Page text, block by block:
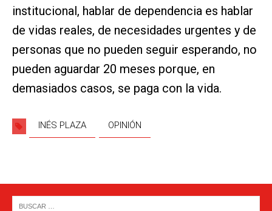
institucional, hablar de dependencia es hablar
de vidas reales, de necesidades urgentes y de
personas que no pueden seguir esperando, no
pueden aguardar 20 meses porque, en
demasiados casos, se paga con la vida.
INÉS PLAZA OPINIÓN